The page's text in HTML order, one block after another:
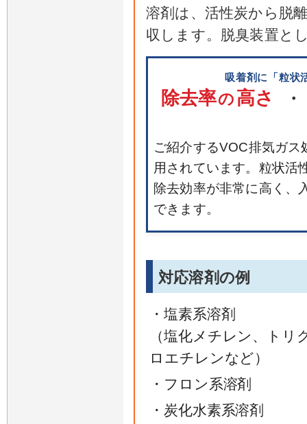
溶剤は、活性炭から脱
収します。脱臭装置と
吸着剤に「粒状
除去率の高さ ・
ご紹介するVOC排気ガ
用されています。粒状活
除去効率が非常に高く、
できます。
対応溶剤の例
・塩素系溶剤
（塩化メチレン、ト
ロエチレンなど）
・フロン系溶剤
・炭化水素系溶剤